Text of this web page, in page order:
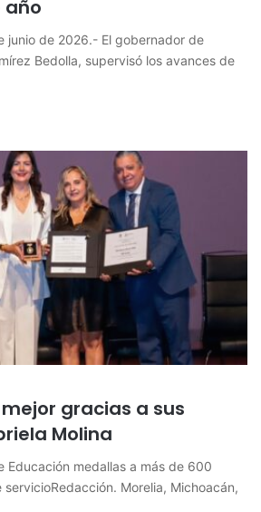
año
junio de 2026.- El gobernador de
Bedolla, supervisó los avances de
gracias a sus
Molina
Educación medallas a más de 600
Morelia, Michoacán,